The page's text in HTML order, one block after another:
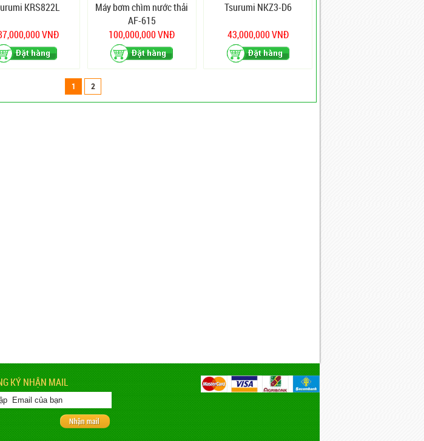
KRS822L
VNĐ
Máy bơm chìm nước thải
AF-615
100,000,000 VNĐ
Tsurumi NKZ3-D6
43,000,000 VNĐ
1 2
KÝ NHẬN MAIL